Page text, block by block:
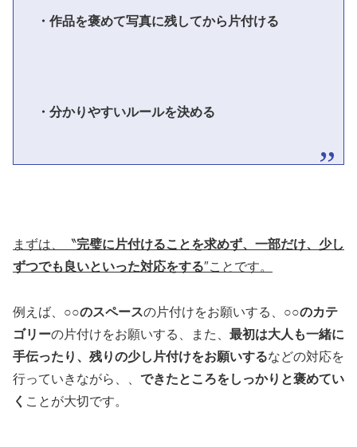
・作品を褒めて写真に残してから片付ける
・分かりやすいルールを決める
まずは、〝完璧に片付けることを求めず、一部だけ、少し
ずつでも良いといった対応をする″ことです。
例えば、 ○○のスペースの片付けをお願いする、 ○○のカテ
ゴリーの片付けをお願いする、また、 最初は大人も一緒に
手伝ったり、残りの少し片付けをお願いするなどの対応を
行っていきながら、、 できたところをしっかりと褒めてい
く ことが大切です。